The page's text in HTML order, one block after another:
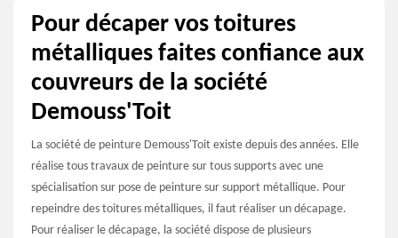
Pour décaper vos toitures
métalliques faites confiance aux
couvreurs de la société
Demouss'Toit
La société de peinture Demouss'Toit existe depuis des années. Elle
réalise tous travaux de peinture sur tous supports avec une
spécialisation sur pose de peinture sur support métallique. Pour
repeindre des toitures métalliques, il faut réaliser un décapage.
Pour réaliser le décapage, la société dispose de plusieurs